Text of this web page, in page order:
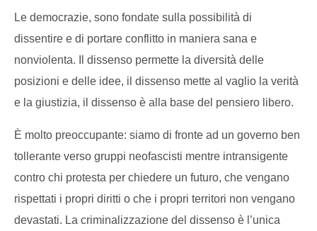
Le democrazie, sono fondate sulla possibilità di
dissentire e di portare conflitto in maniera sana e
nonviolenta. Il dissenso permette la diversità delle
posizioni e delle idee, il dissenso mette al vaglio la verità
e la giustizia, il dissenso è alla base del pensiero libero.
È molto preoccupante: siamo di fronte ad un governo ben
tollerante verso gruppi neofascisti mentre intransigente
contro chi protesta per chiedere un futuro, che vengano
rispettati i propri diritti o che i propri territori non vengano
devastati. La criminalizzazione del dissenso è l’unica